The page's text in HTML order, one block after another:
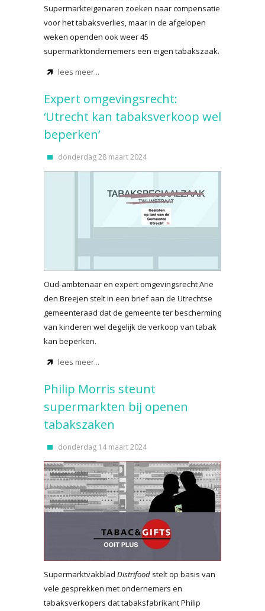
Supermarkteigenaren zoeken naar compensatie
voor het tabaksverlies, maar in de afgelopen
weken openden ook weer 45
supermarktondernemers een eigen tabakszaak.
lees meer...
Expert omgevingsrecht:
‘Utrecht kan tabaksverkoop wel
beperken’
donderdag 28 maart 2024
Oud-ambtenaar en expert omgevingsrecht Arie
den Breejen stelt in een brief aan de Utrechtse
gemeenteraad dat de gemeente ter bescherming
van kinderen wel degelijk de verkoop van tabak
kan beperken.
lees meer...
Philip Morris steunt
supermarkten bij openen
tabakszaken
donderdag 14 maart 2024
Supermarktvakblad Distrifood stelt op basis van
vele gesprekken met ondernemers en
tabaksverkopers dat tabaksfabrikant Philip